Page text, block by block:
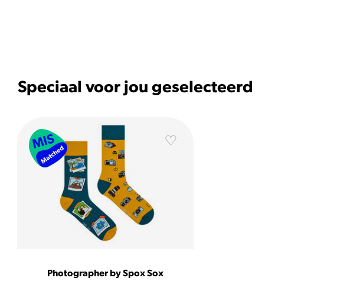
Speciaal voor jou geselecteerd
Photographer by Spox Sox